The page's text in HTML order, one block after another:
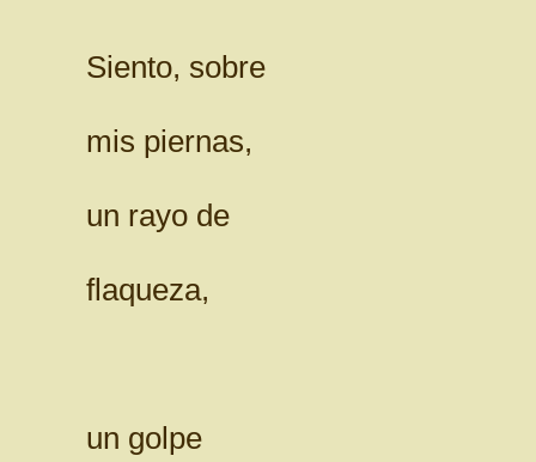
Siento, sobre
mis piernas,
un rayo de
flaqueza,
un golpe